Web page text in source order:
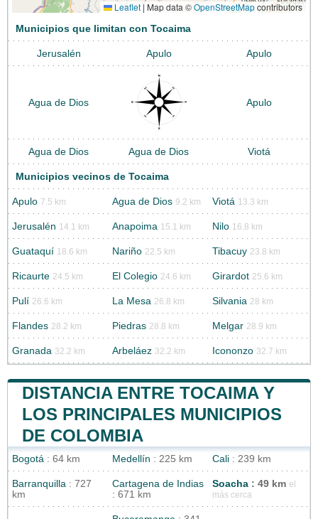
Leaflet | Map data ©OpenStreetMapcontributors
Municipios que limitan con Tocaima
Jerusalén Apulo Apulo
Agua de Dios Apulo
Agua de Dios Agua de Dios Viotá
Municipios vecinos de Tocaima
Apulo 7.5 km Agua de Dios 9.2 km Viotá 13.3 km
Jerusalén 14.1 km Anapoima 15.1 km Nilo 16.8 km
Guataquí 18.6 km Nariño 22.5 km Tibacuy 23.8 km
Ricaurte 24.5 km El Colegio 24.6 km Girardot 25.6 km
Pulí 26.6 km La Mesa 26.8 km Silvania 28 km
Flandes 28.2 km Piedras 28.8 km Melgar 28.9 km
Granada 32.2 km Arbeláez 32.2 km Icononzo 32.7 km
DISTANCIA ENTRE TOCAIMA Y
LOS PRINCIPALES MUNICIPIOS
DE COLOMBIA
Bogotá : 64 km Medellín : 225 km Cali : 239 km
Barranquilla : 727
km
Cartagena de Indias
: 671 km
Soacha : 49 km el
más cerca